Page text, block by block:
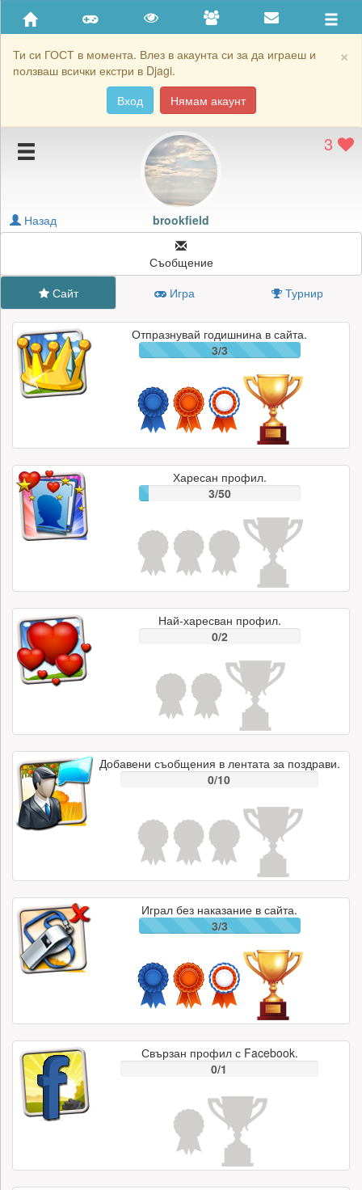
×
Ти си ГОСТ в момента. Влез в акаунта си за да играеш и
ползваш всички екстри в Djagi.
Вход
Нямам акаунт
Приятели
Хронология на игри
Подаръците на brookfield
Картичките на brookfield
Блокирай brookfield
3
brookfield
Назад
Съобщение
Сайт
Игра Турнир
Отпразнувай годишнина в сайта.
3/3
Харесан профил.
3/50
Най-харесван профил.
0/2
Добавени съобщения в лентата за поздрави.
0/10
Играл без наказание в сайта.
3/3
Свързан профил с Facebook.
0/1